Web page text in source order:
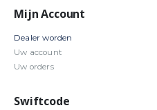
Mijn Account
Dealer worden
Uw account
Uw orders
Swiftcode